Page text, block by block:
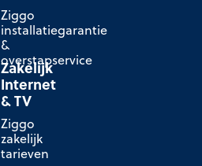
Ziggo
installatiegarantie
&
overstapservice
Zakelijk
Internet
& TV
Ziggo
zakelijk
tarieven